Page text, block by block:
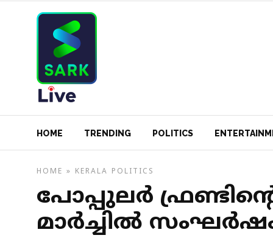
HOME TRENDING POLITICS
HOME » KERALA POLITICS
പോപ്പുലര്‍
മാര്‍ച്ചില്‍